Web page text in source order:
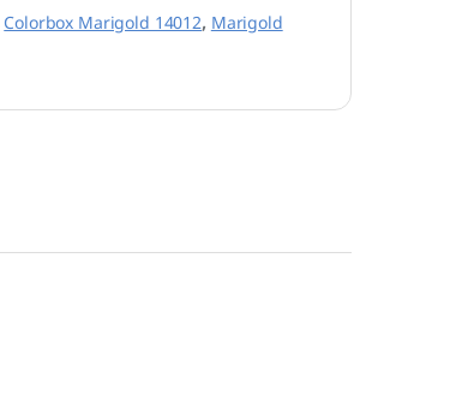
Colorbox Marigold 14012, Marigold